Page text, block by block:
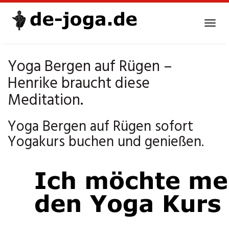
Yoga Bergen auf Rügen –
Henrike braucht diese
Meditation.
Yoga Bergen auf Rügen sofort
Yogakurs buchen und genießen.